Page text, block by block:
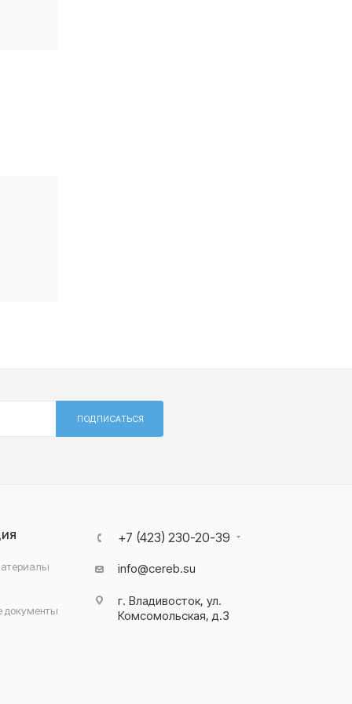
ПОДПИСАТЬСЯ
документы
+7 (423) 230-20-39
info@cereb.su
г. Владивосток, ул.
Комсомольская, д.3